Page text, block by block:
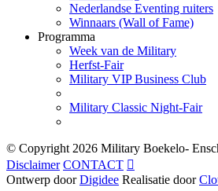
Nederlandse Eventing ruiters
Winnaars (Wall of Fame)
Programma
Week van de Military
Herfst-Fair
Military VIP Business Club
Military Classic Night-Fair
© Copyright 2026 Military Boekelo-
Disclaimer CONTACT 
Ontwerp doorDigidee Realisatie door